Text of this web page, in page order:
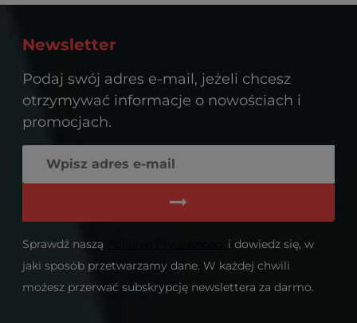
Newsletter
Podaj swój adres e-mail, jeżeli chcesz
otrzymywać informacje o nowościach i
promocjach.
Sprawdź naszą
i dowiedz się, w
jaki sposób przetwarzamy dane. W każdej chwili
możesz przerwać subskrypcję newslettera za darmo.